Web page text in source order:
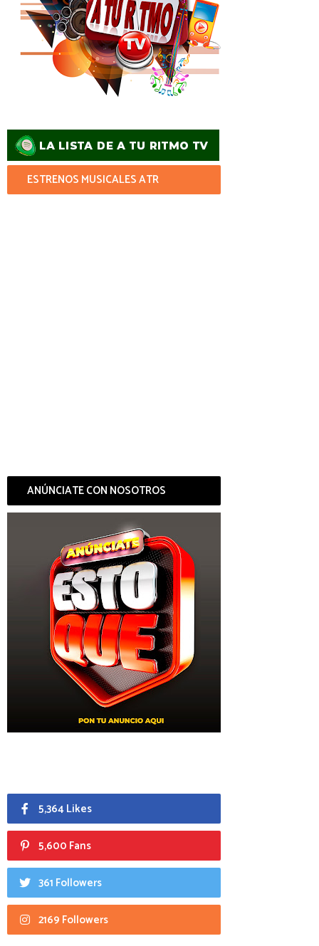
ESTRENOS MUSICALES ATR
ANÚNCIATE CON NOSOTROS
5,364 Likes
5,600 Fans
361 Followers
2169 Followers